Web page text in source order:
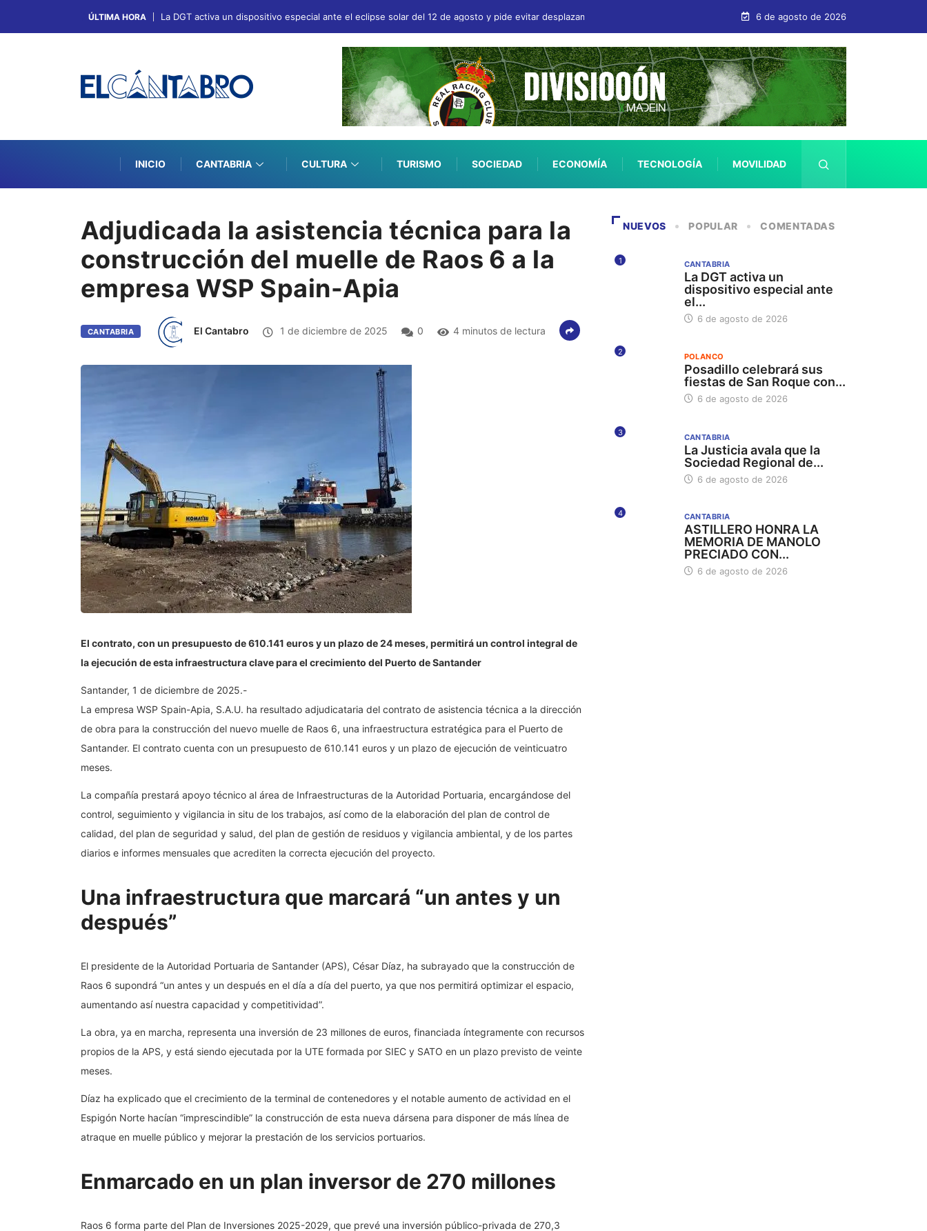
ÚLTIMA HORA La DGT activa un dispositivo especial ante el eclipse solar del 12 de agosto y pide evitar desplazamientos innecesarios 6 de agosto de 2026
INICIO CANTABRIA CULTURA TURISMO SOCIEDAD ECONOMÍA TECNOLOGÍA MOVILIDAD
Adjudicada la asistencia técnica para la
construcción del muelle de Raos 6 a la
empresa WSP Spain-Apia
CANTABRIA El Cantabro 1 de diciembre de 2025 0 4 minutos de lectura
El contrato, con un presupuesto de 610.141 euros y un plazo de 24 meses, permitirá un control integral de
la ejecución de esta infraestructura clave para el crecimiento del Puerto de Santander
Santander, 1 de diciembre de 2025.-
La empresa WSP Spain-Apia, S.A.U. ha resultado adjudicataria del contrato de asistencia técnica a la dirección
de obra para la construcción del nuevo muelle de Raos 6, una infraestructura estratégica para el Puerto de
Santander. El contrato cuenta con un presupuesto de 610.141 euros y un plazo de ejecución de veinticuatro
meses.
La compañía prestará apoyo técnico al área de Infraestructuras de la Autoridad Portuaria, encargándose del
control, seguimiento y vigilancia in situ de los trabajos, así como de la elaboración del plan de control de
calidad, del plan de seguridad y salud, del plan de gestión de residuos y vigilancia ambiental, y de los partes
diarios e informes mensuales que acrediten la correcta ejecución del proyecto.
Una infraestructura que marcará “un antes y un
después”
El presidente de la Autoridad Portuaria de Santander (APS), César Díaz, ha subrayado que la construcción de
Raos 6 supondrá “un antes y un después en el día a día del puerto, ya que nos permitirá optimizar el espacio,
aumentando así nuestra capacidad y competitividad”.
La obra, ya en marcha, representa una inversión de 23 millones de euros, financiada íntegramente con recursos
propios de la APS, y está siendo ejecutada por la UTE formada por SIEC y SATO en un plazo previsto de veinte
meses.
Díaz ha explicado que el crecimiento de la terminal de contenedores y el notable aumento de actividad en el
Espigón Norte hacían “imprescindible” la construcción de esta nueva dársena para disponer de más línea de
atraque en muelle público y mejorar la prestación de los servicios portuarios.
Enmarcado en un plan inversor de 270 millones
Raos 6 forma parte del Plan de Inversiones 2025-2029, que prevé una inversión público-privada de 270,3
NUEVOS POPULAR COMENTADAS
1 CANTABRIA
La DGT activa un
dispositivo especial ante
el...
6 de agosto de 2026
2 POLANCO
Posadillo celebrará sus
fiestas de San Roque con...
6 de agosto de 2026
3 CANTABRIA
La Justicia avala que la
Sociedad Regional de...
6 de agosto de 2026
4 CANTABRIA
ASTILLERO HONRA LA
MEMORIA DE MANOLO
PRECIADO CON...
6 de agosto de 2026